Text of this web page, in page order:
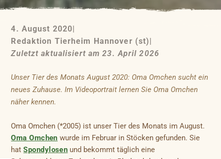
4. August 2020|
Redaktion Tierheim Hannover (st)|
Zuletzt aktualisiert am 23. April 2026
Unser Tier des Monats August 2020: Oma Omchen sucht ein
neues Zuhause. Im Videoportrait lernen Sie Oma Omchen
näher kennen.
Oma Omchen (*2005) ist unser Tier des Monats im August.
Oma Omchen wurde im Februar in Stöcken gefunden. Sie
hatSpondylosen und bekommt täglich eine